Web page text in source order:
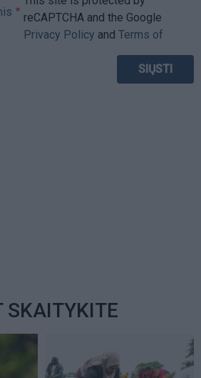
reCAPTCHA and the Google
Privacy Policy and Terms of
SKAITYKITE